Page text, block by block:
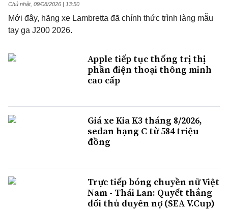
Chủ nhật, 09/08/2026 | 13:50
Mới đây, hãng xe Lambretta đã chính thức trình làng mẫu
tay ga J200 2026.
Apple tiếp tục thống trị thị
phần điện thoại thông minh
cao cấp
Giá xe Kia K3 tháng 8/2026,
sedan hạng C từ 584 triệu
đồng
Trực tiếp bóng chuyền nữ Việt
Nam - Thái Lan: Quyết thắng
đối thủ duyên nợ (SEA V.Cup)